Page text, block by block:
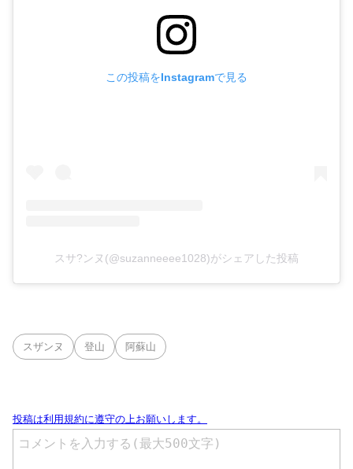
この投稿をInstagramで見る
スサ?ンヌ(@suzanneeee1028)がシェアした投稿
スザンヌ 登山 阿蘇山